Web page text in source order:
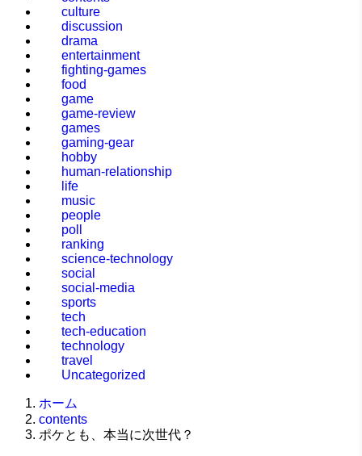
culture
discussion
drama
entertainment
fighting-games
food
game
game-review
games
gaming-gear
hobby
human-relationship
life
music
people
poll
ranking
science-technology
social
social-media
sports
tech
tech-education
technology
travel
Uncategorized
ホーム
contents
ポケとも、本当に次世代？